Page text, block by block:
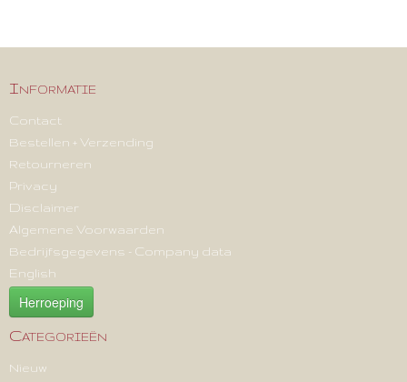
Informatie
Contact
Bestellen + Verzending
Retourneren
Privacy
Disclaimer
Algemene Voorwaarden
Bedrijfsgegevens - Company data
English
Herroeping
Categorieën
Nieuw